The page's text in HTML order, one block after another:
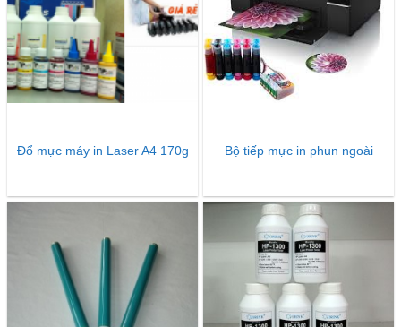
Đổ mực máy in Laser A4 170g Bộ tiếp mực in phun ngoài